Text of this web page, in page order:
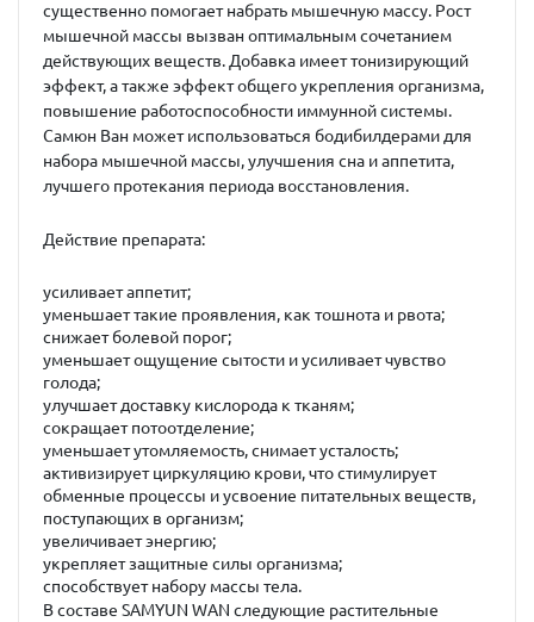
существенно помогает набрать мышечную массу. Рост
мышечной массы вызван оптимальным сочетанием
действующих веществ. Добавка имеет тонизирующий
эффект, а также эффект общего укрепления организма,
повышение работоспособности иммунной системы.
Самюн Ван может использоваться бодибилдерами для
набора мышечной массы, улучшения сна и аппетита,
лучшего протекания периода восстановления.
Действие препарата:
усиливает аппетит;
уменьшает такие проявления, как тошнота и рвота;
снижает болевой порог;
уменьшает ощущение сытости и усиливает чувство
голода;
улучшает доставку кислорода к тканям;
сокращает потоотделение;
уменьшает утомляемость, снимает усталость;
активизирует циркуляцию крови, что стимулирует
обменные процессы и усвоение питательных веществ,
поступающих в организм;
увеличивает энергию;
укрепляет защитные силы организма;
способствует набору массы тела.
В составе SAMYUN WAN следующие растительные